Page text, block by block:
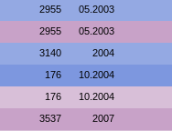
2955 05.2003
2955 05.2003
3140 2004
176 10.2004
176 10.2004
3537 2007